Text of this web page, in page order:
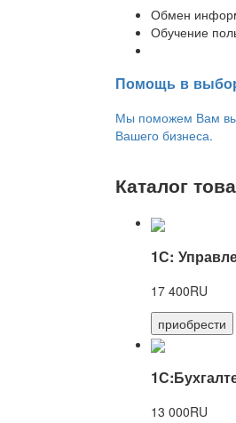
Обмен
Обучение
Помощь в
Мы поможем Вам
Вашего бизнеса.
Каталог
1С:
17 400RU
приобрести
13 000RU